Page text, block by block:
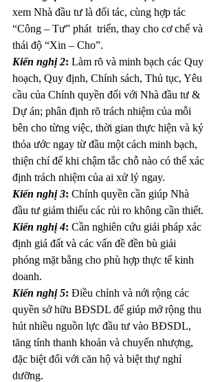
xem Nhà đầu tư là đối tác, cùng hợp tác
“Công – Tư” phát  triển, thay cho cơ chế và
thái độ “Xin – Cho”.
Kiến nghị 2: Làm rõ và minh bạch các Quy
hoạch, Quy định, Chính sách, Thủ tục, Yêu
cầu của Chính quyền đối với Nhà đầu tư &
Dự án; phân định rõ trách nhiệm của mỗi
bên cho từng việc, thời gian thực hiện và ký
thỏa ước ngay từ đầu một cách minh bạch,
thiện chí để khi chậm tắc chỗ nào có thể xác
định trách nhiệm của ai xử lý ngay.
Kiến nghị 3: Chính quyền cần giúp Nhà
đầu tư giảm thiểu các rủi ro không cần thiết.
Kiến nghị 4: Cần nghiên cứu giải pháp xác
định giá đất và các vấn đề đền bù giải
phóng mặt bằng cho phù hợp thực tế kinh
doanh.
Kiến nghị 5: Điều chỉnh và nới rộng các
quyền sở hữu BĐSDL để giúp mở rộng thu
hút nhiều nguồn lực đầu tư vào BĐSDL,
tăng tính thanh khoản và chuyển nhượng,
đặc biệt đối với căn hộ và biệt thự nghỉ
dưỡng.